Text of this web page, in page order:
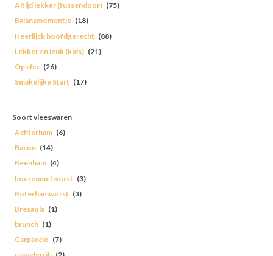
Altijd lekker (tussendoor) (75)
Balansmomentje (18)
Heerlijck hoofdgerecht (88)
Lekker en leuk (kids) (21)
Op chic (26)
Smakelijke Start (17)
Soort vleeswaren
Achterham (6)
Bacon (14)
Beenham (4)
boerenmetworst (3)
Boterhamworst (3)
Bresaola (1)
brunch (1)
Carpaccio (7)